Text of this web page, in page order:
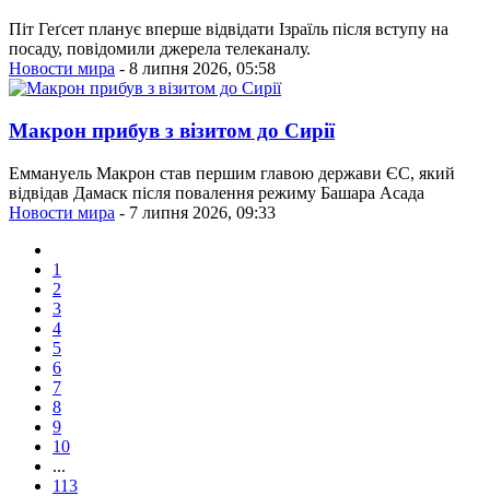
Піт Геґсет планує вперше відвідати Ізраїль після вступу на
посаду, повідомили джерела телеканалу.
Новости мира - 8 липня 2026, 05:58
Макрон прибув з візитом до Сирії
Еммануель Макрон став першим главою держави ЄС, який
відвідав Дамаск після повалення режиму Башара Асада
Новости мира - 7 липня 2026, 09:33
1
2
3
4
5
6
7
8
9
10
...
113